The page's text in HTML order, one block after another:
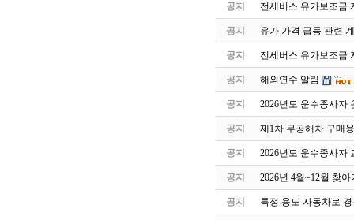
공지 전세버스 유가보조금
공지 유가 가격 급등 관련
공지 전세버스 유가보조금
공지 해외연수 알림
공지 2026년도 운수종사자
공지 제1차 무공해차 구매
공지 2026년도 운수종사자
공지 2026년 4월~12월 찾
공지 특정 용도 자동차로